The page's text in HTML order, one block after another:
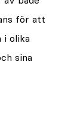
för att
i olika
sina